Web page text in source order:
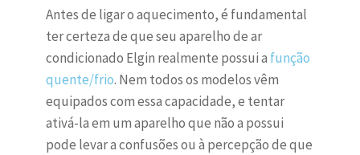
Antes de ligar o aquecimento, é fundamental
ter certeza de que seu aparelho de ar
condicionado Elgin realmente possui a função
quente/frio. Nem todos os modelos vêm
equipados com essa capacidade, e tentar
ativá-la em um aparelho que não a possui
pode levar a confusões ou à percepção de que